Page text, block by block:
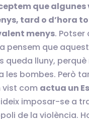
que algunes
tard o d’hora
menys. Potser
pensem que
queda lluny, perquè
les bombes. Però
vist com actua un
imposar-se a
de la violència.